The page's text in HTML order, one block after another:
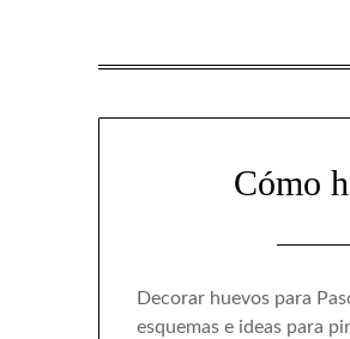
Cómo
Decorar huevos para
esquemas e ideas para